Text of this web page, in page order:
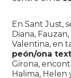
En Sant Just,
Diana,
Valentina, en
peón/ona
Girona,
Halima, Helen